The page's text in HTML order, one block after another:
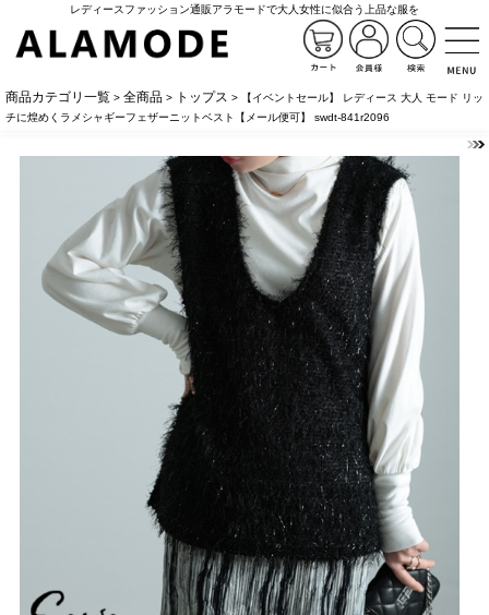
レディースファッション通販アラモードで大人女性に似合う上品な服を
商品カテゴリ一覧 > 全商品 > トップス > 【イベントセール】 レディース 大人 モード リッ
チに煌めくラメシャギーフェザーニットベスト【メール便可】 swdt-841r2096